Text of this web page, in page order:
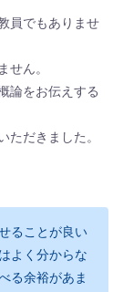
員でもありませ
せん。
論をお伝えする
ただきました。
ることが良い
よく分からな
る余裕があま